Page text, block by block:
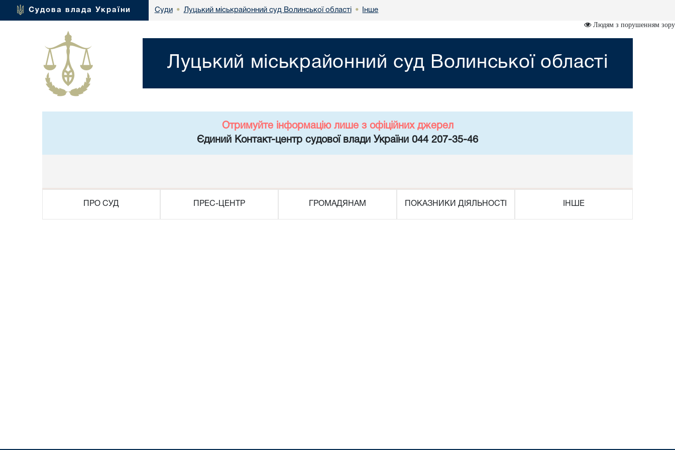
Судова влада України Суди • Луцький міськрайонний суд Волинської області • Інше
Людям з порушенням зору
Луцький міськрайонний суд Волинської області
Отримуйте інформацію лише з офіційних джерел
Єдиний Контакт-центр судової влади України 044 207-35-46
ПРО СУД ПРЕС-ЦЕНТР ГРОМАДЯНАМ ПОКАЗНИКИ ДІЯЛЬНОСТІ ІНШЕ